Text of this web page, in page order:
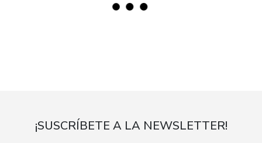
¡SUSCRÍBETE A LA NEWSLETTER!